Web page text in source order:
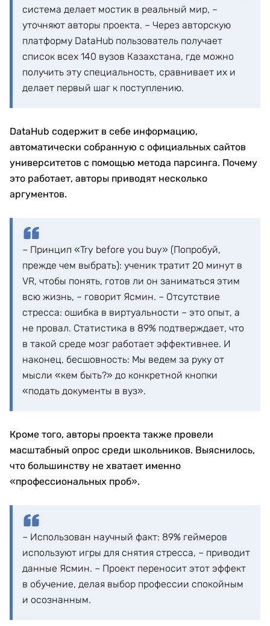
система делает мостик в реальный мир, –
уточняют авторы проекта. – Через авторскую
платформу DataHub пользователь получает
список всех 140 вузов Казахстана, где можно
получить эту специальность, сравнивает их и
делает первый шаг к поступлению.
DataHub содержит в себе информацию,
автоматически собранную с официальных сайтов
университетов с помощью метода парсинга. Почему
это работает, авторы приводят несколько
аргументов.
– Принцип «Try before you buy» (Попробуй,
прежде чем выбрать): ученик тратит 20 минут в
VR, чтобы понять, готов ли он заниматься этим
всю жизнь, – говорит Ясмин. – Отсутствие
стресса: ошибка в виртуальности – это опыт, а
не провал. Статистика в 89% подтверждает, что
в такой среде мозг работает эффективнее. И
наконец, бесшовность: Мы ведем за руку от
мысли «кем быть?» до конкретной кнопки
«подать документы в вуз».
Кроме того, авторы проекта также провели
масштабный опрос среди школьников. Выяснилось,
что большинству не хватает именно
«профессиональных проб».
– Использован научный факт: 89% геймеров
используют игры для снятия стресса, – приводит
данные Ясмин. – Проект переносит этот эффект
в обучение, делая выбор профессии спокойным
и осознанным.